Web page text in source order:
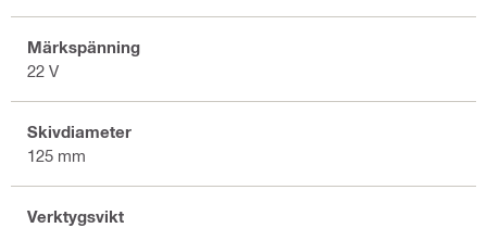
Märkspänning
22 V
Skivdiameter
125 mm
Verktygsvikt